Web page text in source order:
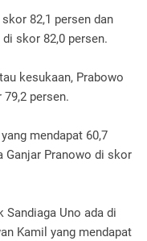
82,1 persen dan
skor 82,0 persen.
kesukaan, Prabowo
persen.
mendapat 60,7
Ganjar Pranowo di skor
Uno ada di
Kamil yang mendapat